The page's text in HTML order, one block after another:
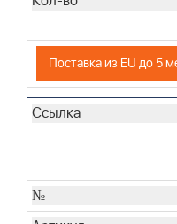
Поставка из EU до 5